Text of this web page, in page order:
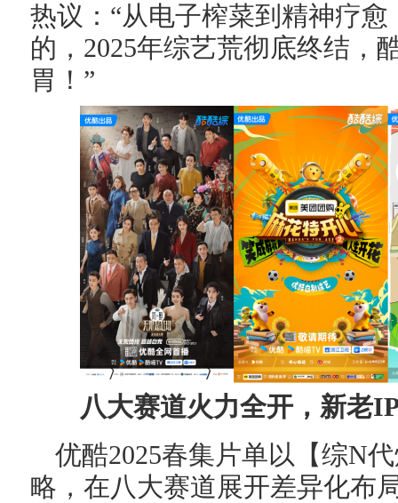
热议：“从电子榨菜到精神疗
的，2025年综艺荒彻底终结，
胃！”
八大赛道火力全开，新老IP
优酷2025春集片单以【综N
略，在八大赛道展开差异化布